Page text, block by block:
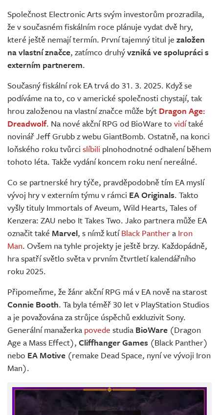
Živě
Společnost Electronic Arts svým investorům prozradila,
že v současném fiskálním roce plánuje vydat dvě hry,
které ještě nemají termín. První tajemný titul je založen
na vlastní značce, zatímco druhývzniká ve spolupráci s
externím partnerem.
Současný fiskální rok EA trvá do 31. 3. 2025. Když se
podíváme na to, co v americké společnosti chystají, tak
hrou založenou na vlastní značce může být Dragon Age:
Dreadwolf. Na nové akční RPG od BioWare to vidítaké
novinář Jeff Grubb z webu GiantBomb. Ostatně, na konci
loňského roku tvůrci slíbili plnohodnotné odhalení během
tohoto léta. Takže vydání koncem roku není nereálné.
Co se partnerské hry týče, pravděpodobně tím EA myslí
vývoj hry v externím týmu v rámci EA Originals. Takto
vyšly tituly Immortals of Aveum, Wild Hearts, Tales of
Kenzera: ZAU nebo It Takes Two. Jako partnera může EA
označit také Marvel, s nímž kutíBlack Panthera Iron
Man. Ovšem na tyhle projekty je ještě brzy. Každopádně,
hra spatří světlo světa v prvním čtvrtletí kalendářního
roku 2025.
Připomeňme, že žánr akční RPG má v EA nově na starost
Connie Booth. Ta byla téměř 30 let v PlayStation Studios
a je považována za strůjce úspěchů exkluzivit Sony.
Generální manažerka povede studia BioWare (Dragon
Age a Mass Effect), Cliffhanger Games (Black Panther)
nebo EA Motive (remake Dead Space, nyní ve vývoji Iron
Man).